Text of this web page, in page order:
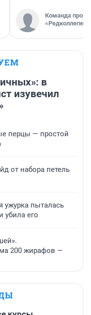
Команда
«Редколлегия»
в
изувечил
перцы — простой
от набора петель
ужурка пыталась
убила его
200 жирафов —